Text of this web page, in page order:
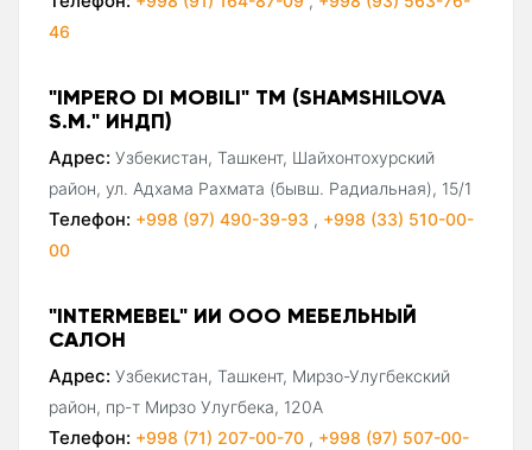
46
"IMPERO DI MOBILI" ТМ (SHAMSHILOVA
S.M." ИНДП)
Адрес: Узбекистан, Ташкент, Шайхонтохурский
район, ул. Адхама Рахмата (бывш. Радиальная), 15/1
Телефон: +998 (97) 490-39-93 , +998 (33) 510-00-
00
"INTERMEBEL" ИИ ООО МЕБЕЛЬНЫЙ
САЛОН
Адрес: Узбекистан, Ташкент, Мирзо-Улугбекский
район, пр-т Мирзо Улугбека, 120А
Телефон: +998 (71) 207-00-70 , +998 (97) 507-00-